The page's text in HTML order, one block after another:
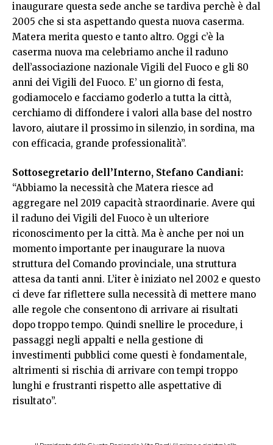
inaugurare questa sede anche se tardiva perchè è dal
2005 che si sta aspettando questa nuova caserma.
Matera merita questo e tanto altro. Oggi c’è la
caserma nuova ma celebriamo anche il raduno
dell’associazione nazionale Vigili del Fuoco e gli 80
anni dei Vigili del Fuoco. E’ un giorno di festa,
godiamocelo e facciamo goderlo a tutta la città,
cerchiamo di diffondere i valori alla base del nostro
lavoro, aiutare il prossimo in silenzio, in sordina, ma
con efficacia, grande professionalità”.
Sottosegretario dell’Interno, Stefano Candiani:
“Abbiamo la necessità che Matera riesce ad
aggregare nel 2019 capacità straordinarie. Avere qui
il raduno dei Vigili del Fuoco è un ulteriore
riconoscimento per la città. Ma è anche per noi un
momento importante per inaugurare la nuova
struttura del Comando provinciale, una struttura
attesa da tanti anni. L’iter è iniziato nel 2002 e questo
ci deve far riflettere sulla necessità di mettere mano
alle regole che consentono di arrivare ai risultati
dopo troppo tempo. Quindi snellire le procedure, i
passaggi negli appalti e nella gestione di
investimenti pubblici come questi è fondamentale,
altrimenti si rischia di arrivare con tempi troppo
lunghi e frustranti rispetto alle aspettative di
risultato”.